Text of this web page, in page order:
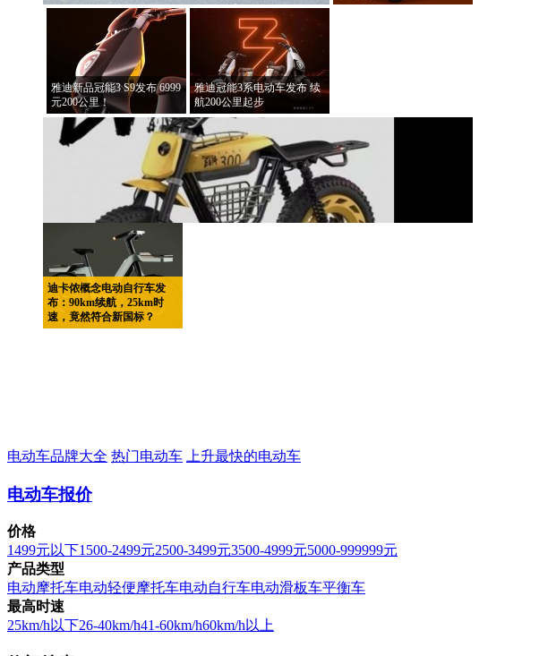
雅迪新品冠能3 S9发布 6999
元200公里！
雅迪冠能3系电动车发布 续
航200公里起步
迪卡侬概念电动自行车发
布：90km续航，25km时
速，竟然符合新国标？
电动车品牌大全 热门电动车 上升最快的电动车
电动车报价
价格
1499元以下1500-2499元2500-3499元3500-4999元5000-999999元
产品类型
电动摩托车电动轻便摩托车电动自行车电动滑板车平衡车
最高时速
25km/h以下26-40km/h41-60km/h60km/h以上